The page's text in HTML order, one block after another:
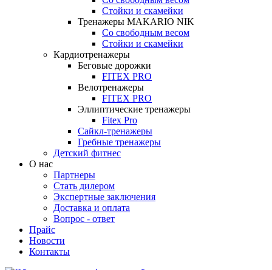
Стойки и скамейки
Тренажеры MAKARIO NIK
Со свободным весом
Стойки и скамейки
Кардиотренажеры
Беговые дорожки
FITEX PRO
Велотренажеры
FITEX PRO
Эллиптические тренажеры
Fitex Pro
Сайкл-тренажеры
Гребные тренажеры
Детский фитнес
О нас
Партнеры
Стать дилером
Экспертные заключения
Доставка и оплата
Вопрос - ответ
Прайс
Новости
Контакты